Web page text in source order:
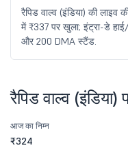
रैपिड वाल्व (इंडिया) की
में ₹337 पर खुला; इंट्रा-डे
और 200 DMA स्टैंड.
रैपिड वाल्व (इंडिया)
आज का निम्न
₹324